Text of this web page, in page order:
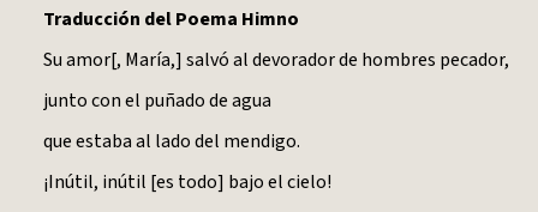
Traducción del Poema Himno
Su amor[, María,] salvó al devorador de hombres pecador,
junto con el puñado de agua
que estaba al lado del mendigo.
¡Inútil, inútil [es todo] bajo el cielo!